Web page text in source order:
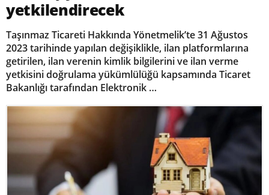
yetkilendirecek
Taşınmaz Ticareti Hakkında Yönetmelik’te 31 Ağustos
2023 tarihinde yapılan değişiklikle, ilan platformlarına
getirilen, ilan verenin kimlik bilgilerini ve ilan verme
yetkisini doğrulama yükümlülüğü kapsamında Ticaret
Bakanlığı tarafından Elektronik …